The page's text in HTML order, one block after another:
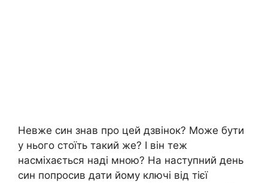
Невже син знав про цей дзвінок? Може бути
у нього стоїть такий же? І він теж
насміхається наді мною? На наступний день
син попросив дати йому ключі від тієї